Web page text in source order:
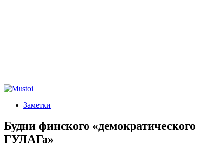
Заметки
Будни финского «демократического
ГУЛАГа»